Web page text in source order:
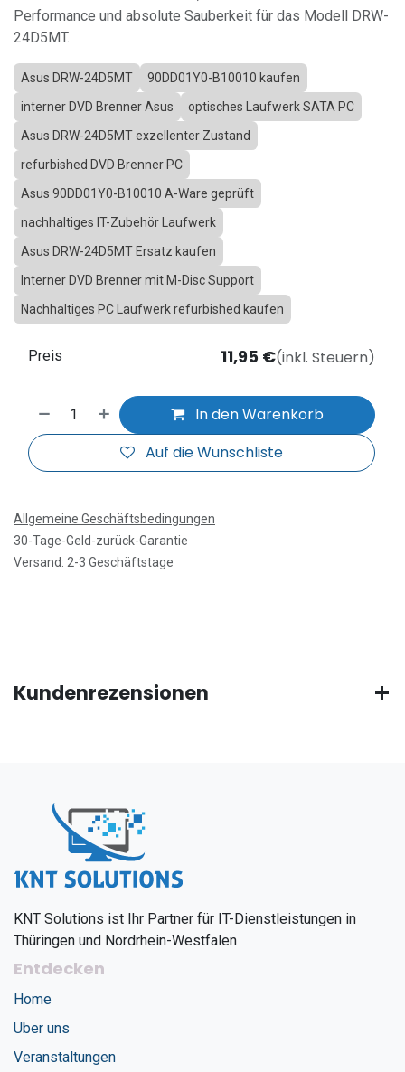
Performance und absolute Sauberkeit für das Modell DRW-
24D5MT.
Asus DRW-24D5MT
90DD01Y0-B10010 kaufen
interner DVD Brenner Asus
optisches Laufwerk SATA PC
Asus DRW-24D5MT exzellenter Zustand
refurbished DVD Brenner PC
Asus 90DD01Y0-B10010 A-Ware geprüft
nachhaltiges IT-Zubehör Laufwerk
Asus DRW-24D5MT Ersatz kaufen
Interner DVD Brenner mit M-Disc Support
Nachhaltiges PC Laufwerk refurbished kaufen
In den Warenkorb
Auf die Wunschliste
Preis 11,95 €(inkl. Steuern)
Allgemeine Geschäftsbedingungen
30-Tage-Geld-zurück-Garantie
Versand: 2-3 Geschäftstage
Kundenrezensionen
KNT Solutions ist Ihr Partner für IT-Dienstleistungen in
Thüringen und Nordrhein-Westfalen
Entdecken
Home
Uber uns
Veranstaltungen